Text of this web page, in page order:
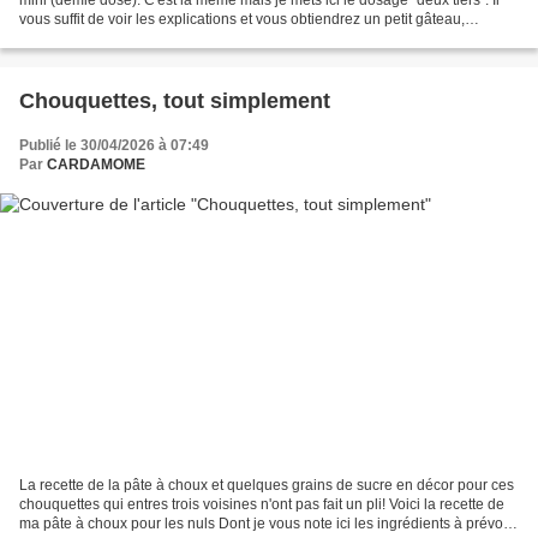
vous suffit de voir les explications et vous obtiendrez un petit gâteau,
Chouquettes, tout simplement
Publié le 30/04/2026 à 07:49
Par CARDAMOME
La recette de la pâte à choux et quelques grains de sucre en décor pour ces
chouquettes qui entres trois voisines n'ont pas fait un pli! Voici la recette de
ma pâte à choux pour les nuls Dont je vous note ici les ingrédients à prévoir